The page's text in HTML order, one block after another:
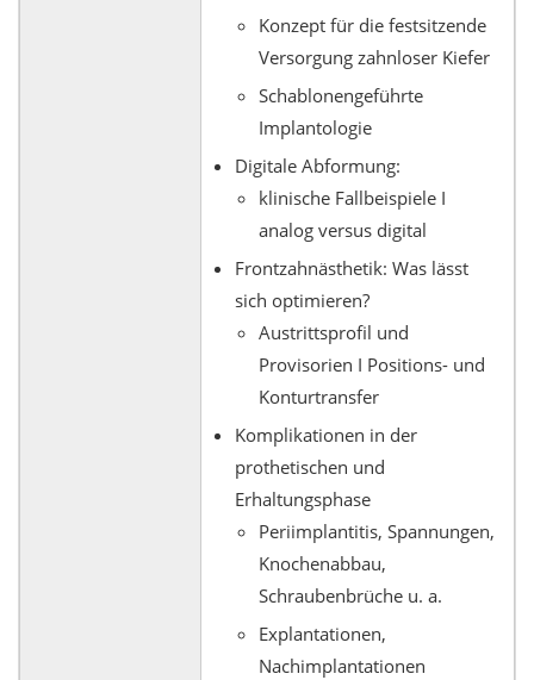
Konzept für die festsitzende
Versorgung zahnloser Kiefer
Schablonengeführte
Implantologie
Digitale Abformung:
klinische Fallbeispiele I
analog versus digital
Frontzahnästhetik: Was lässt
sich optimieren?
Austrittsprofil und
Provisorien I Positions- und
Konturtransfer
Komplikationen in der
prothetischen und
Erhaltungsphase
Periimplantitis, Spannungen,
Knochenabbau,
Schraubenbrüche u. a.
Explantationen,
Nachimplantationen